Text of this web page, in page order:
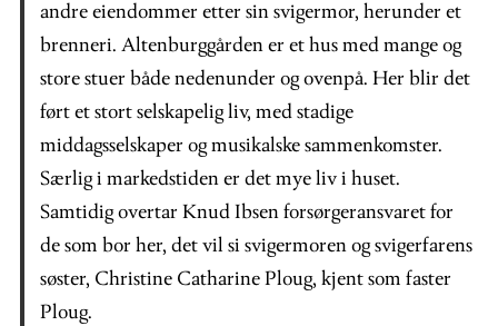
andre eiendommer etter sin svigermor, herunder et
brenneri. Altenburggården er et hus med mange og
store stuer både nedenunder og ovenpå. Her blir det
ført et stort selskapelig liv, med stadige
middagsselskaper og musikalske sammenkomster.
Særlig i markedstiden er det mye liv i huset.
Samtidig overtar Knud Ibsen forsørgeransvaret for
de som bor her, det vil si svigermoren og svigerfarens
søster, Christine Catharine Ploug, kjent som faster
Ploug.